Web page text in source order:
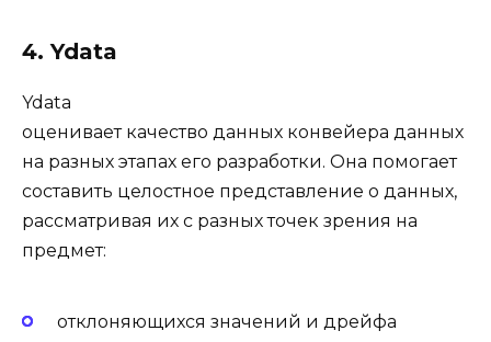
4. Ydata
Ydata
оценивает качество данных конвейера данных
на разных этапах его разработки. Она помогает
составить целостное представление о данных,
рассматривая их с разных точек зрения на
предмет:
отклоняющихся значений и дрейфа